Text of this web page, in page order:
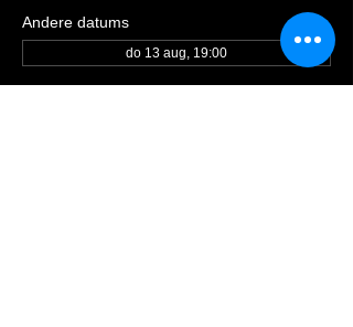
Andere datums
do 13 aug, 19:00